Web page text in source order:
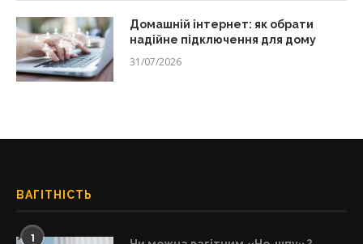
Домашній інтернет: як обрати
надійне підключення для дому
31/07/2026
ВАГІТНІСТЬ
1